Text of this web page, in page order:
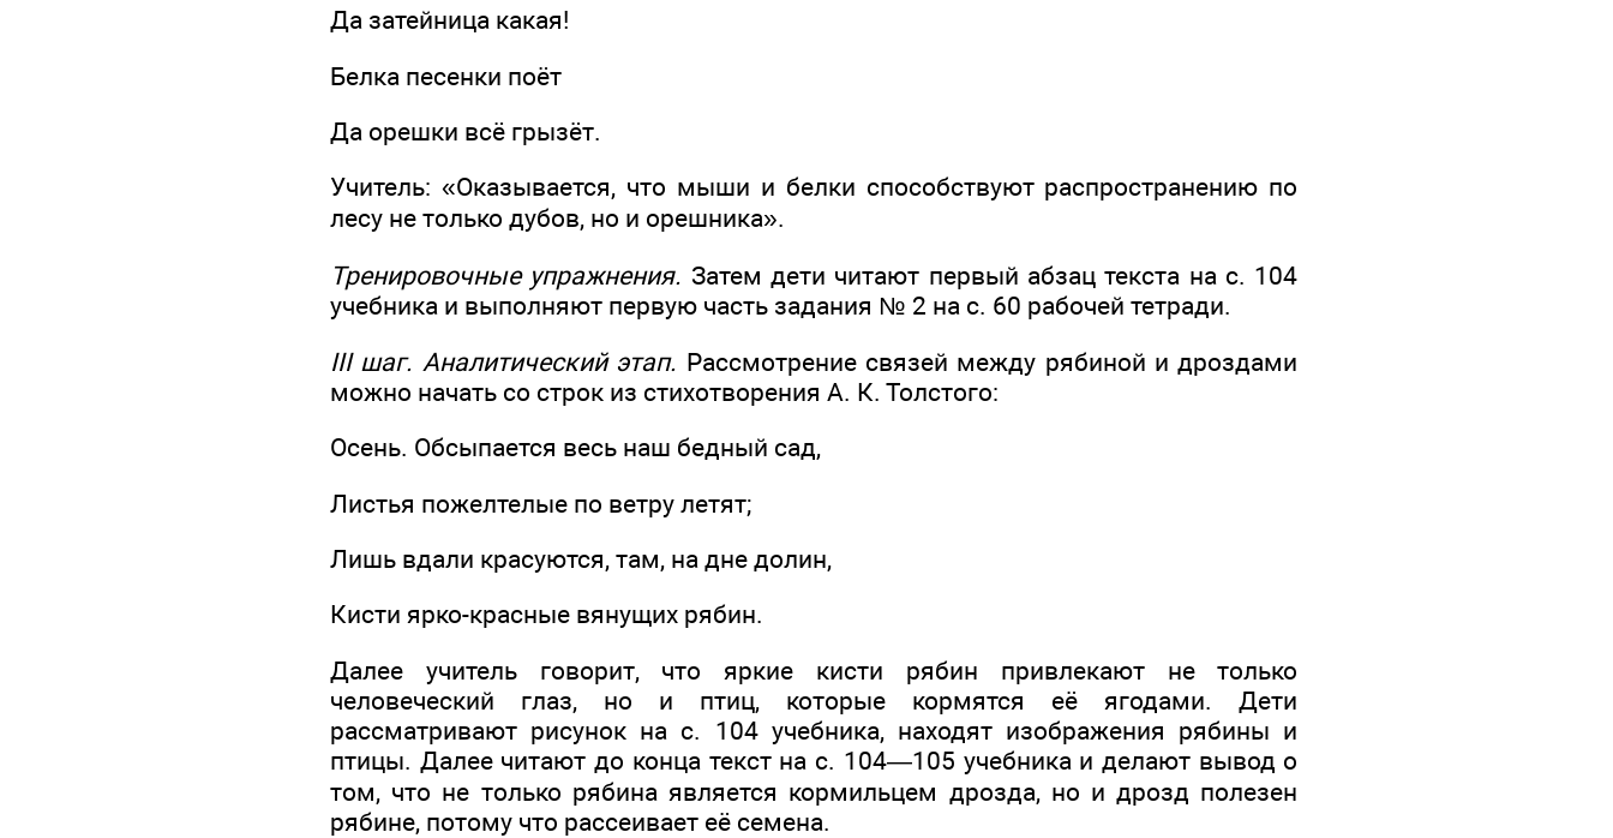
Да затейница какая!
Белка песенки поёт
Да орешки всё грызёт.
Учитель: «Оказывается, что мыши и белки способствуют распространению по
лесу не только дубов, но и орешника».
Тренировочные упражнения. Затем дети читают первый абзац текста на с. 104
учебника и выполняют первую часть задания № 2 на с. 60 рабочей тетради.
III шаг. Аналитический этап. Рассмотрение связей между рябиной и дроздами
можно начать со строк из стихотворения А. К. Толстого:
Осень. Обсыпается весь наш бедный сад,
Листья пожелтелые по ветру летят;
Лишь вдали красуются, там, на дне долин,
Кисти ярко-красные вянущих рябин.
Далее учитель говорит, что яркие кисти рябин привлекают не только
человеческий глаз, но и птиц, которые кормятся её ягодами. Дети
рассматривают рисунок на с. 104 учебника, находят изображения рябины и
птицы. Далее читают до конца текст на с. 104—105 учебника и делают вывод о
том, что не только рябина является кормильцем дрозда, но и дрозд полезен
рябине, потому что рассеивает её семена.